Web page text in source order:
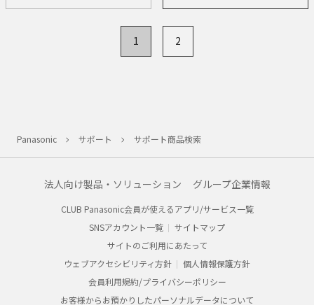
1 2
Panasonic サポート サポート商品検索
法人向け製品・ソリューション グループ企業情報
CLUB Panasonic会員が使えるアプリ/サービス一覧
SNSアカウント一覧
サイトマップ
サイトのご利用にあたって
ウェブアクセシビリティ方針
個人情報保護方針
会員利用規約/プライバシーポリシー
お客様からお預かりしたパーソナルデータについて